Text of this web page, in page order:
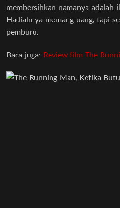
membersihkan namanya adalah
Hadiahnya memang uang, tapi
pemburu.
Baca juga: Review film The